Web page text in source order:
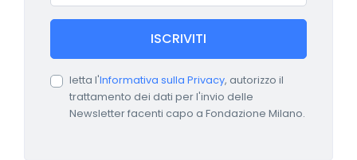
ISCRIVITI
letta l'Informativa sulla Privacy, autorizzo il
trattamento dei dati per l'invio delle
Newsletter facenti capo a Fondazione Milano.